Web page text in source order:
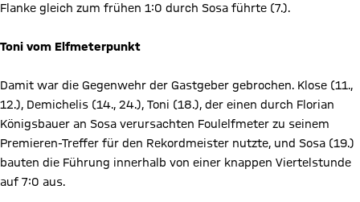
Flanke gleich zum frühen 1:0 durch Sosa führte (7.).
Toni vom Elfmeterpunkt
Damit war die Gegenwehr der Gastgeber gebrochen. Klose (11.,
12.), Demichelis (14., 24.), Toni (18.), der einen durch Florian
Königsbauer an Sosa verursachten Foulelfmeter zu seinem
Premieren-Treffer für den Rekordmeister nutzte, und Sosa (19.)
bauten die Führung innerhalb von einer knappen Viertelstunde
auf 7:0 aus.